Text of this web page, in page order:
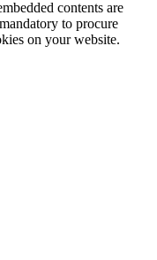
contents are
to procure
on your website.